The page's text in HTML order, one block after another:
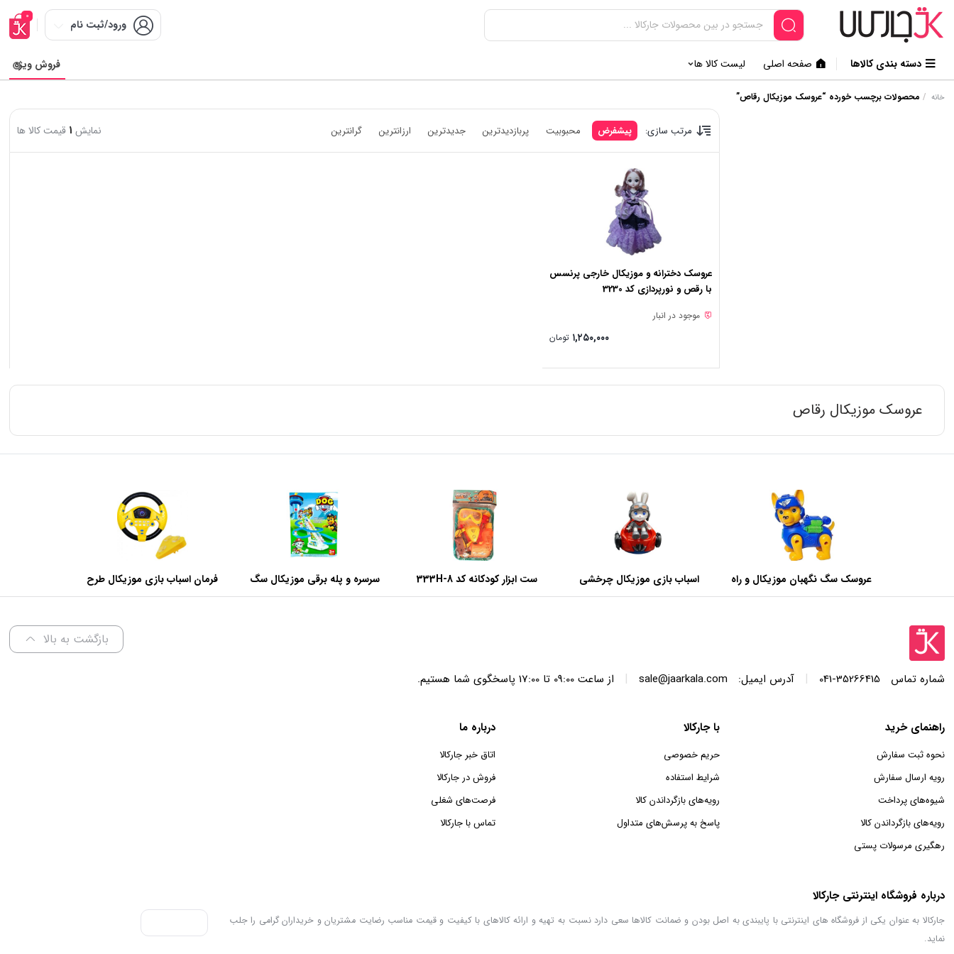
ورود/ثبت نام
0
دسته بندی کالاها صفحه اصلی لیست کالا ها فروش ویژه
خانه / محصولات برچسب خورده “عروسک موزیکال رقاص”
مرتب سازی: پیشفرض محبوبیت پربازدیدترین جدیدترین ارزانترین گرانترین نمایش 1 قیمت کالا ها
عروسک دخترانه و موزیکال خارجی پرنسس
با رقص و نورپردازی کد 3230
موجود در انبار
تومان
عروسک موزیکال رقاص
عروسک سگ نگهبان موزیکال و راه
رونده
اسباب بازی موزیکال چرخشی
خرگوش کد 5388-9
ست ابزار کودکانه کد 333H-8
وارداتی
سرسره و پله برقی موزیکال سگ
های نگهبان
فرمان اسباب بازی موزیکال طرح
روی داشبورد کد KX1703
بازگشت به بالا
شماره تماس 35266415-041
| آدرس ایمیل: sale@jaarkala.com
| از ساعت 09:00 تا 17:00 پاسخگوی شما هستیم.
راهنمای خرید
نحوه ثبت سفارش
رویه ارسال سفارش
شیوه‌های پرداخت
رویه‌های بازگرداندن کالا
رهگیری مرسولات پستی
با جارکالا
حریم خصوصی
شرایط استفاده
رویه‌های بازگرداندن کالا
پاسخ به پرسش‌های متداول
درباره ما
اتاق خبر جارکالا
فروش در جارکالا
فرصت‌های شغلی
تماس با جارکالا
درباره فروشگاه اینترنتی جارکالا
جارکالا به عنوان یکی از فروشگاه های اینترنتی با پایبندی به اصل بودن و ضمانت کالاها سعی دارد نسبت به تهیه و ارائه کالاهای با کیفیت و قیمت مناسب رضایت مشتریان و خریداران گرامی را جلب
نماید.